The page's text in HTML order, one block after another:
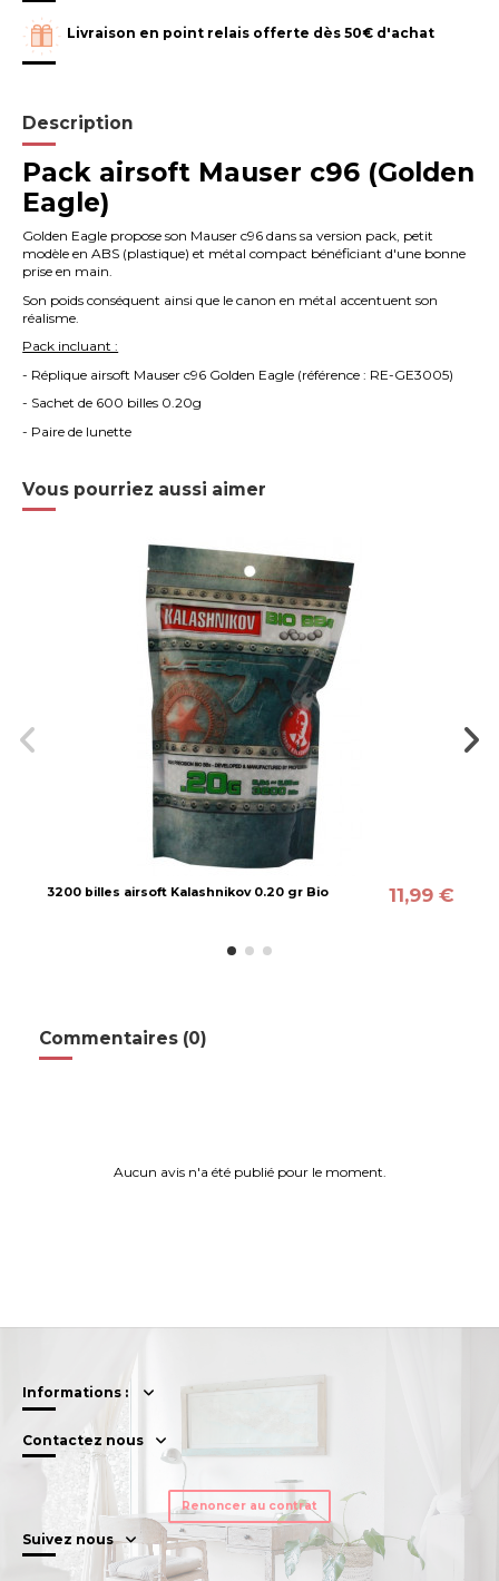
Livraison en point relais offerte dès 50€ d'achat
Description
Pack airsoft Mauser c96 (Golden
Eagle)
Golden Eagle propose son Mauser c96 dans sa version pack, petit
modèle en ABS (plastique) et métal compact bénéficiant d'une bonne
prise en main.
Son poids conséquent ainsi que le canon en métal accentuent son
réalisme.
Pack incluant :
- Réplique airsoft Mauser c96 Golden Eagle (référence : RE-GE3005)
- Sachet de 600 billes 0.20g
- Paire de lunette
Vous pourriez aussi aimer
3200 billes airsoft Kalashnikov 0.20 gr Bio 11,99 €
Commentaires (0)
Aucun avis n'a été publié pour le moment.
Informations :
Contactez nous
Renoncer au contrat
Suivez nous